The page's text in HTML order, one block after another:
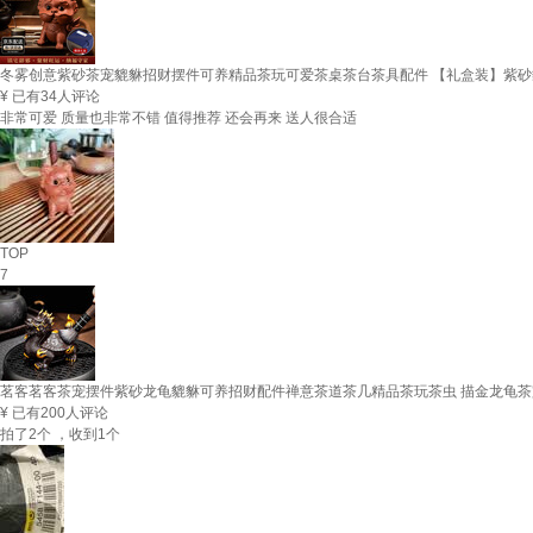
冬雾创意紫砂茶宠貔貅招财摆件可养精品茶玩可爱茶桌茶台茶具配件 【礼盒装】紫
¥ 已有34人评论
非常可爱 质量也非常不错 值得推荐 还会再来 送人很合适
TOP
7
茗客茗客茶宠摆件紫砂龙龟貔貅可养招财配件禅意茶道茶几精品茶玩茶虫 描金龙龟
¥ 已有200人评论
拍了2个 ，收到1个